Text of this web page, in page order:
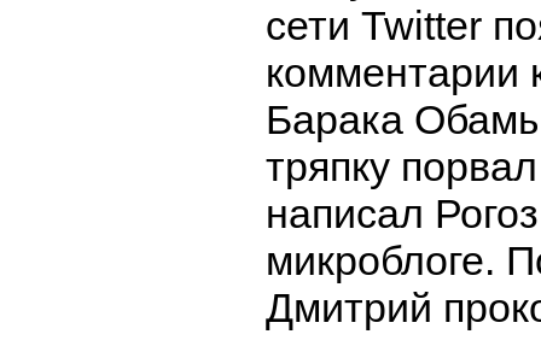
сети Twitter
комментарии
Барака
тряпку
написал
микроблоге.
Дмитрий